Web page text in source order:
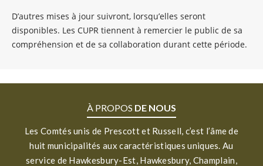
D’autres mises à jour suivront, lorsqu’elles seront
disponibles. Les CUPR tiennent à remercier le public de sa
compréhension et de sa collaboration durant cette période.
À PROPOS DE NOUS
Les Comtés unis de Prescott et Russell, c’est l’âme de
huit municipalités aux caractéristiques uniques. Au
service de Hawkesbury-Est, Hawkesbury, Champlain,